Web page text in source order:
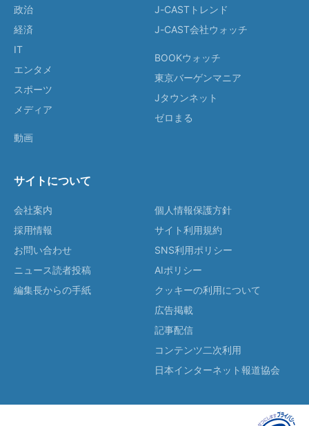
政治
経済
IT
エンタメ
スポーツ
メディア
動画
J-CASTトレンド
J-CAST会社ウォッチ
BOOKウォッチ
東京バーゲンマニア
Jタウンネット
ゼロまる
サイトについて
会社案内
採用情報
お問い合わせ
ニュース読者投稿
編集長からの手紙
個人情報保護方針
サイト利用規約
SNS利用ポリシー
AIポリシー
クッキーの利用について
広告掲載
記事配信
コンテンツ二次利用
日本インターネット報道協会